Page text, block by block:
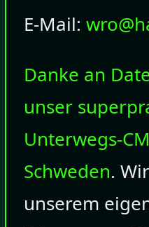
E-Mail:
Danke an
unser
Unterwegs-
Schweden.
unserem